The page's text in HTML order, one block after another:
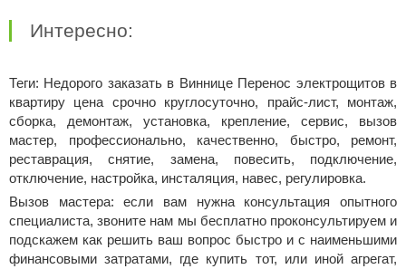
Интересно:
Теги: Недорого заказать в Виннице Перенос электрощитов в
квартиру цена срочно круглосуточно, прайс-лист, монтаж,
сборка, демонтаж, установка, крепление, сервис, вызов
мастер, профессионально, качественно, быстро, ремонт,
реставрация, снятие, замена, повесить, подключение,
отключение, настройка, инсталяция, навес, регулировка.
Вызов мастера: если вам нужна консультация опытного
специалиста, звоните нам мы бесплатно проконсультируем и
подскажем как решить ваш вопрос быстро и с наименьшими
финансовыми затратами, где купить тот, или иной агрегат,